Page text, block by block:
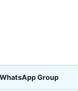
WhatsApp Group